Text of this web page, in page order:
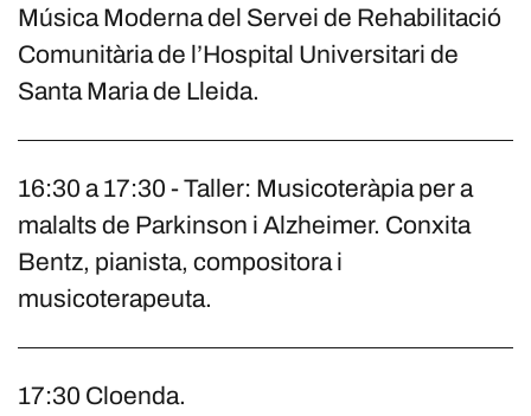
Música Moderna del Servei de Rehabilitació
Comunitària de l’Hospital Universitari de
Santa Maria de Lleida.
16:30 a 17:30 - Taller: Musicoteràpia per a
malalts de Parkinson i Alzheimer. Conxita
Bentz, pianista, compositora i
musicoterapeuta.
17:30 Cloenda.